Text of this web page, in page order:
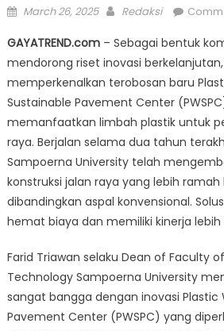
Posted
March 26, 2025 Author
Redaksi
GAYATREND.com– Sebagai bentuk
mendorong riset inovasi
memperkenalkan terobosan baru
Sustainable Pavement Center
memanfaatkan limbah plastik untuk
raya. Berjalan selama dua tahun
Sampoerna University telah
konstruksi jalan raya yang lebih ramah
dibandingkan aspal konvensional.
hemat biaya dan memiliki kinerja lebih
Farid Triawan selaku Dean of Faculty
Technology Sampoerna University
sangat bangga dengan inovasi Plastic
Pavement Center (PWSPC) yang